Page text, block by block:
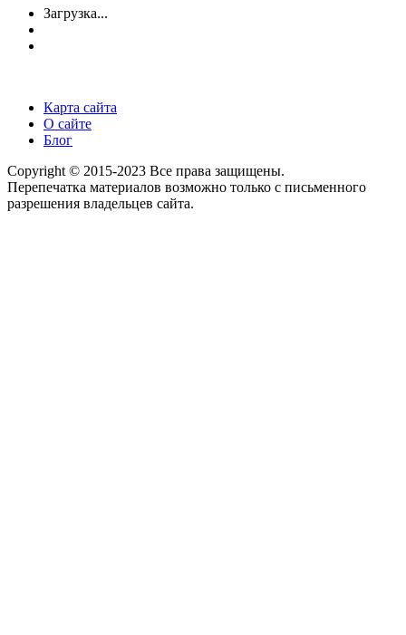
Загрузка...
Карта сайта
О сайте
Блог
Copyright © 2015-2023 Все права защищены.
Перепечатка материалов возможно только с письменного
разрешения владельцев сайта.